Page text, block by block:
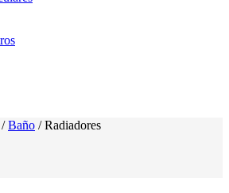
/Baño /Radiadores